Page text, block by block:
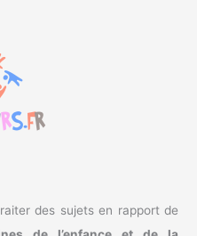
des sujets en rapport de